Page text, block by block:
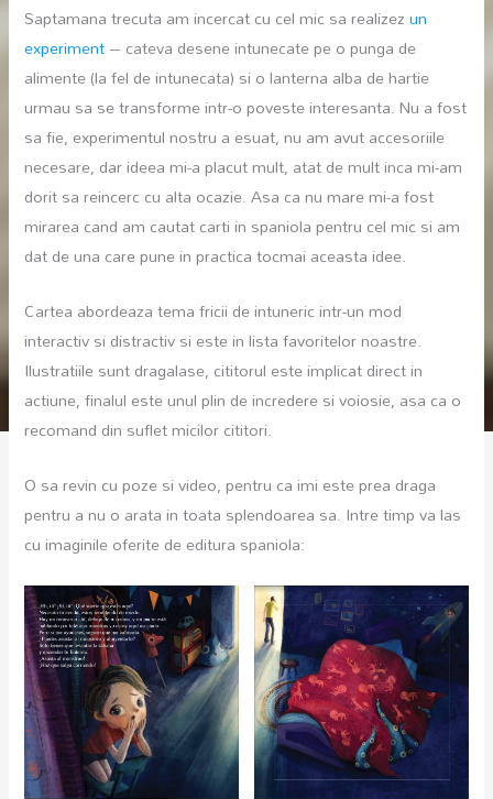
Saptamana trecuta am incercat cu cel mic sa realizezun
experiment– cateva desene intunecate pe o punga de
alimente (la fel de intunecata) si o lanterna alba de hartie
urmau sa se transforme intr-o poveste interesanta. Nu a fost
sa fie, experimentul nostru a esuat, nu am avut accesoriile
necesare, dar ideea mi-a placut mult, atat de mult inca mi-am
dorit sa reincerc cu alta ocazie. Asa ca nu mare mi-a fost
mirarea cand am cautat carti in spaniola pentru cel mic si am
dat de una care pune in practica tocmai aceasta idee.
Cartea abordeaza tema fricii de intuneric intr-un mod
interactiv si distractiv si este in lista favoritelor noastre.
Ilustratiile sunt dragalase, cititorul este implicat direct in
actiune, finalul este unul plin de incredere si voiosie, asa ca o
recomand din suflet micilor cititori.
O sa revin cu poze si video, pentru ca imi este prea draga
pentru a nu o arata in toata splendoarea sa. Intre timp va las
cu imaginile oferite de editura spaniola: